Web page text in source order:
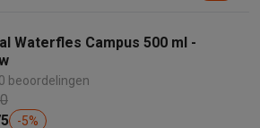
Waterfles Campus 500 ml -
0 beoordelingen
-5%